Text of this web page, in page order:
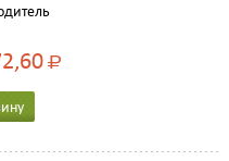
Р